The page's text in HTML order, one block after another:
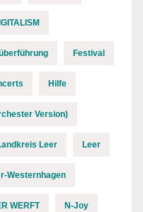
Festival
Hilfe
Version)
Leer Leer
Westernhagen
WERFT N-Joy